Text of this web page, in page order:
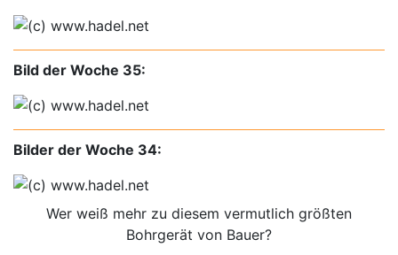
Bild der Woche 35:
Bilder der Woche 34:
Wer weiß mehr zu diesem vermutlich größten
Bohrgerät von Bauer?